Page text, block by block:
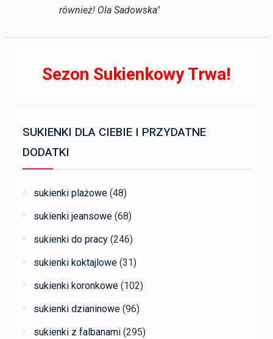
również! Ola Sadowska"
Sezon Sukienkowy Trwa!
SUKIENKI DLA CIEBIE I PRZYDATNE
DODATKI
sukienki plażowe (48)
sukienki jeansowe (68)
sukienki do pracy (246)
sukienki koktajlowe (31)
sukienki koronkowe (102)
sukienki dzianinowe (96)
sukienki z falbanami (295)